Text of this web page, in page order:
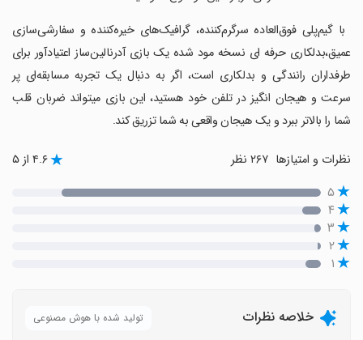
‏ با گیم‌پلی فوق‌العاده سرگرم‌کننده، گرافیک‌های خیره‌کننده و سفارشی‌سازی
عمیق،بدلکاری حرفه ای نسخه مود شده یک بازی آدرنالین‌ساز اعتیادآور برای
طرفداران رانندگی و بدلکاری است، اگر به دنبال یک تجربه مسابقه‌ای پر
سرعت و هیجان انگیز در تلفن خود هستید، این بازی میتواند ضربان قلب
شما را بالاتر ببرد و یک هیجان واقعی به شما تزریق کند.
نظرات و امتیازها ۴.۶ از ۵
۵
۴
۳
۲
۱
خلاصه نظرات تولید شده با هوش مصنوعی